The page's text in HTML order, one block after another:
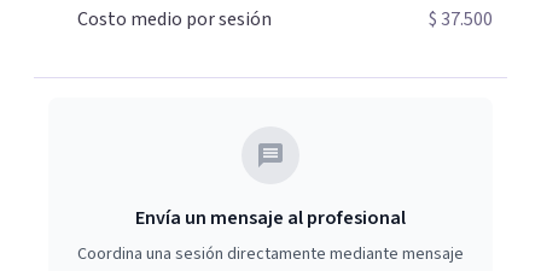
conseguir los objetivos que nos planteamos al inicio de
honesta así como también con un lenguaje que me
Costo medio por sesión
$ 37.500
Envía un mensaje al profesional
Coordina una sesión directamente mediante mensaje